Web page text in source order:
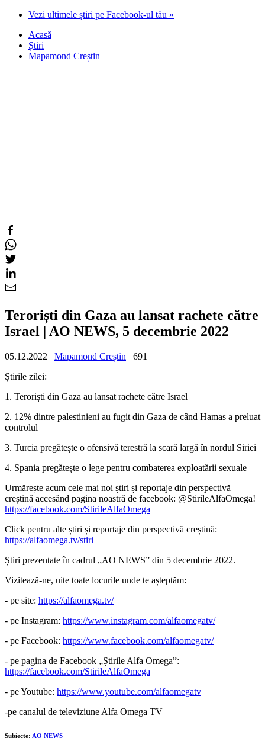
Vezi ultimele știri pe Facebook-ul tău »
Acasă
Știri
Mapamond Creștin
Teroriști din Gaza au lansat rachete către
Israel | AO NEWS, 5 decembrie 2022
05.12.2022 Mapamond Creștin
691
Știrile zilei:
1. Teroriști din Gaza au lansat rachete către Israel
2. 12% dintre palestinieni au fugit din Gaza de când Hamas a preluat
controlul
3. Turcia pregătește o ofensivă terestră la scară largă în nordul Siriei
4. Spania pregătește o lege pentru combaterea exploatării sexuale
Urmărește acum cele mai noi știri și reportaje din perspectivă
creștină accesând pagina noastră de facebook: @StirileAlfaOmega!
https://facebook.com/StirileAlfaOmega
Click pentru alte știri și reportaje din perspectivă creștină:
https://alfaomega.tv/stiri
Știri prezentate în cadrul „AO NEWS” din 5 decembrie 2022.
Vizitează-ne, uite toate locurile unde te așteptăm:
- pe site: https://alfaomega.tv/
- pe Instagram: https://www.instagram.com/alfaomegatv/
- pe Facebook: https://www.facebook.com/alfaomegatv/
- pe pagina de Facebook „Știrile Alfa Omega”:
https://facebook.com/StirileAlfaOmega
- pe Youtube: https://www.youtube.com/alfaomegatv
-pe canalul de televiziune Alfa Omega TV
Subiecte: AO NEWS